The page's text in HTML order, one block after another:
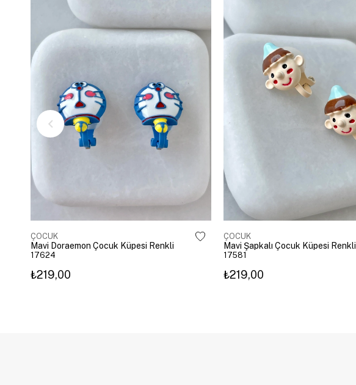
ÇOCUK
Mavi Doraemon Çocuk Küpesi Renkli
17624
₺219,00
ÇOCUK
Mavi Şapkalı Çocuk Küpesi Renkli
17581
₺219,00